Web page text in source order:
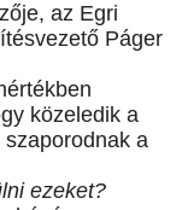
az Egri
Páger
közeledik a
a
ezeket?